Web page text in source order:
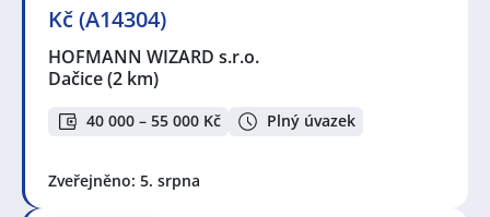
Kč (A14304)
HOFMANN WIZARD s.r.o.
Dačice(2 km)
40 000 – 55 000 Kč Plný úvazek
Zveřejněno: 5. srpna